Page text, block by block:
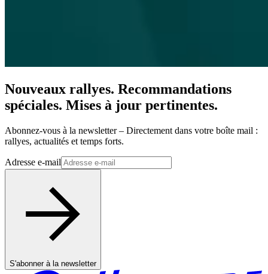
Nouveaux rallyes. Recommandations
spéciales. Mises à jour pertinentes.
Abonnez-vous à la newsletter – Directement dans votre boîte mail :
rallyes, actualités et temps forts.
Adresse e-mail
S'abonner à la newsletter